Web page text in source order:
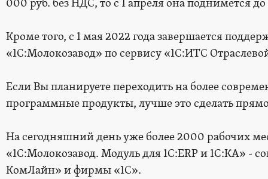
000 руб. без НДС, то с 1 апреля она поднимется
Кроме того, с 1 мая 2022 года завершается
«1С:Молокозавод» по сервису «1С:ИТС
Если Вы планируете переходить на более
программные продукты, лучше это сделать
На сегодняшний день уже более 2000 рабочих
«1С:Молокозавод. Модуль для 1С:ERP и 1С:КА» -
КомЛайн» и фирмы «1С».